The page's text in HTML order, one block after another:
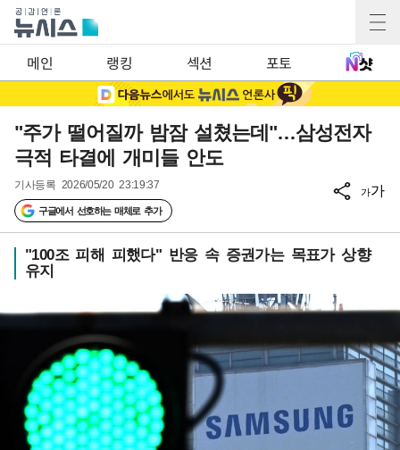
메인 랭킹 섹션 포토
"주가 떨어질까 밤잠 설쳤는데"…삼성전자
극적 타결에 개미들 안도
기사등록 2026/05/20 23:19:37
구글에서 선호하는 매체로 추가
가가
"100조 피해 피했다" 반응 속 증권가는 목표가 상향
유지